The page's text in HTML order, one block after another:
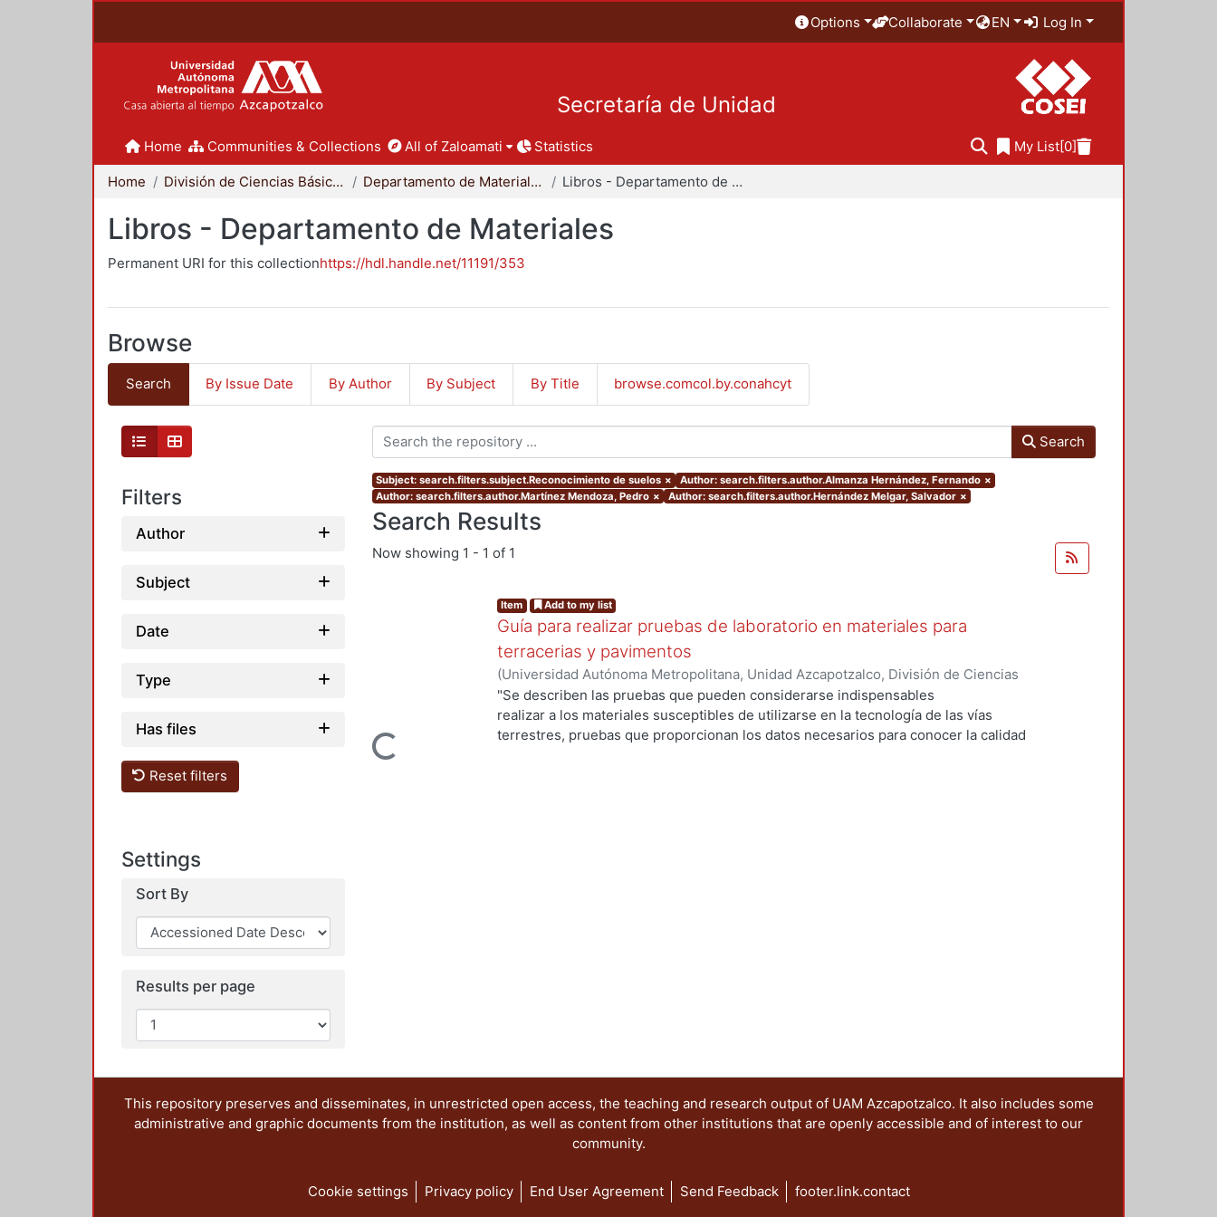
Options Collaborate EN Log In
Secretaría de Unidad
Home Communities & Collections All of Zaloamati Statistics My List[0]
Home División de Ciencias Básicas e Ingeniería Departamento de Materiales Libros - Departamento de Materiales
Libros - Departamento de Materiales
Permanent URI for this collectionhttps://hdl.handle.net/11191/353
Browse
Search By Issue Date By Author By Subject By Title browse.comcol.by.conahcyt
Filters
Author
Subject
Date
Type
Has files
Reset filters
Settings
Sort By
Results per page
Search
Subject: search.filters.subject.Reconocimiento de suelos × Author: search.filters.author.Almanza Hernández, Fernando ×
Author: search.filters.author.Martínez Mendoza, Pedro × Author: search.filters.author.Hernández Melgar, Salvador ×
Search Results
Now showing 1 - 1 of 1
Loading...
Item Add to my list
Guía para realizar pruebas de laboratorio en materiales para
terracerias y pavimentos
(Universidad Autónoma Metropolitana, Unidad Azcapotzalco, División de Ciencias
Básicas e Ingeniería, Departamento de Materiales,1999)Domínguez Peña, René
Hernández Melgar, Salvador;Martínez Mendoza, Pedro;Almanza Hernández,
Fernando
"Se describen las pruebas que pueden considerarse indispensables
realizar a los materiales susceptibles de utilizarse en la tecnología de las vías
terrestres, pruebas que proporcionan los datos necesarios para conocer la calidad
This repository preserves and disseminates, in unrestricted open access, the teaching and research output of UAM Azcapotzalco. It also includes some
administrative and graphic documents from the institution, as well as content from other institutions that are openly accessible and of interest to our
community.
Cookie settings Privacy policy End User Agreement Send Feedback footer.link.contact